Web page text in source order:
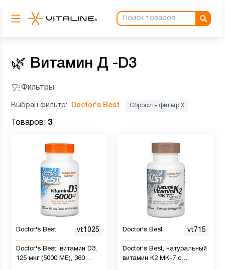
🌿 Витамин Д -D3
Фильтры
Выбран фильтр: Doctor's Best Сбросить фильтр Х
Товаров: 3
Doctor's Best vt1025
Doctor's Best, витамин D3,
125 мкг (5000 МЕ), 360
Doctor's Best vt715
Doctor's Best, натуральный
витамин K2 MK-7 с